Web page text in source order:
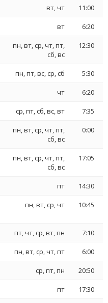
вт, чт 11:00
вт 6:20
пн, вт, ср, чт, пт,
сб, вс
12:30
пн, пт, вс, ср, сб 5:30
чт 6:20
ср, пт, сб, вс, вт 7:35
пн, вт, ср, чт, пт,
сб, вс
0:00
пн, вт, ср, чт, пт,
сб, вс
17:05
пт 14:30
пн, вт, ср, чт 10:45
пт, чт, ср, вт, пн 7:10
пн, вт, ср, чт, пт 6:00
ср, пт, пн 20:50
пт 17:30